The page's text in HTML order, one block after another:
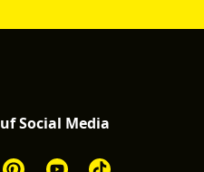
Social Media